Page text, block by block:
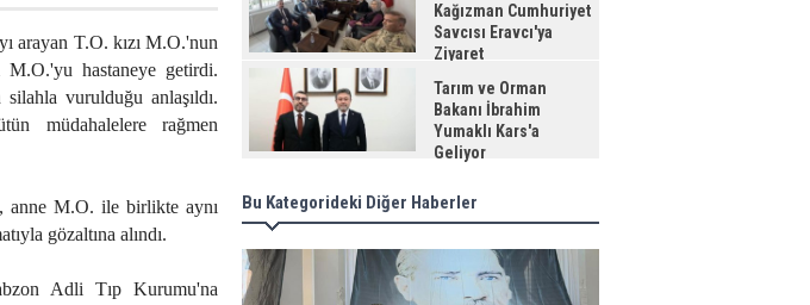
arayan T.O. kızı M.O.'nun
M.O.'yu hastaneye getirdi.
vurulduğu anlaşıldı.
müdahalelere rağmen
M.O. ile birlikte aynı
gözaltına alındı.
Adli Tıp Kurumu'na
Kağızman Cumhuriyet
Savcısı Eravcı'ya
Ziyaret
Tarım ve Orman
Bakanı İbrahim
Yumaklı Kars'a
Geliyor
Bu Kategorideki Diğer Haberler